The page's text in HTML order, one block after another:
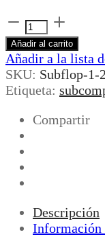
HOODIE
SUBFLOP
BY
FISEK
ORANGE
cantidad
Añadir al carrito
Añadir a la lista
SKU: Subflop-1-
Etiqueta:
Compartir
Descripción
Información